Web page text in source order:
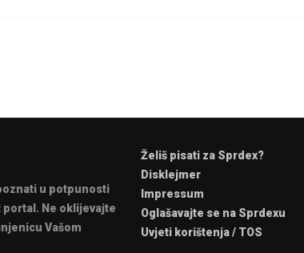
u potpunosti
Ne oklijevajte
Vašom
Želiš pisati za Sprdex?
Disklejmer
Impressum
Oglašavajte se na Sprdexu
Uvjeti korištenja / TOS